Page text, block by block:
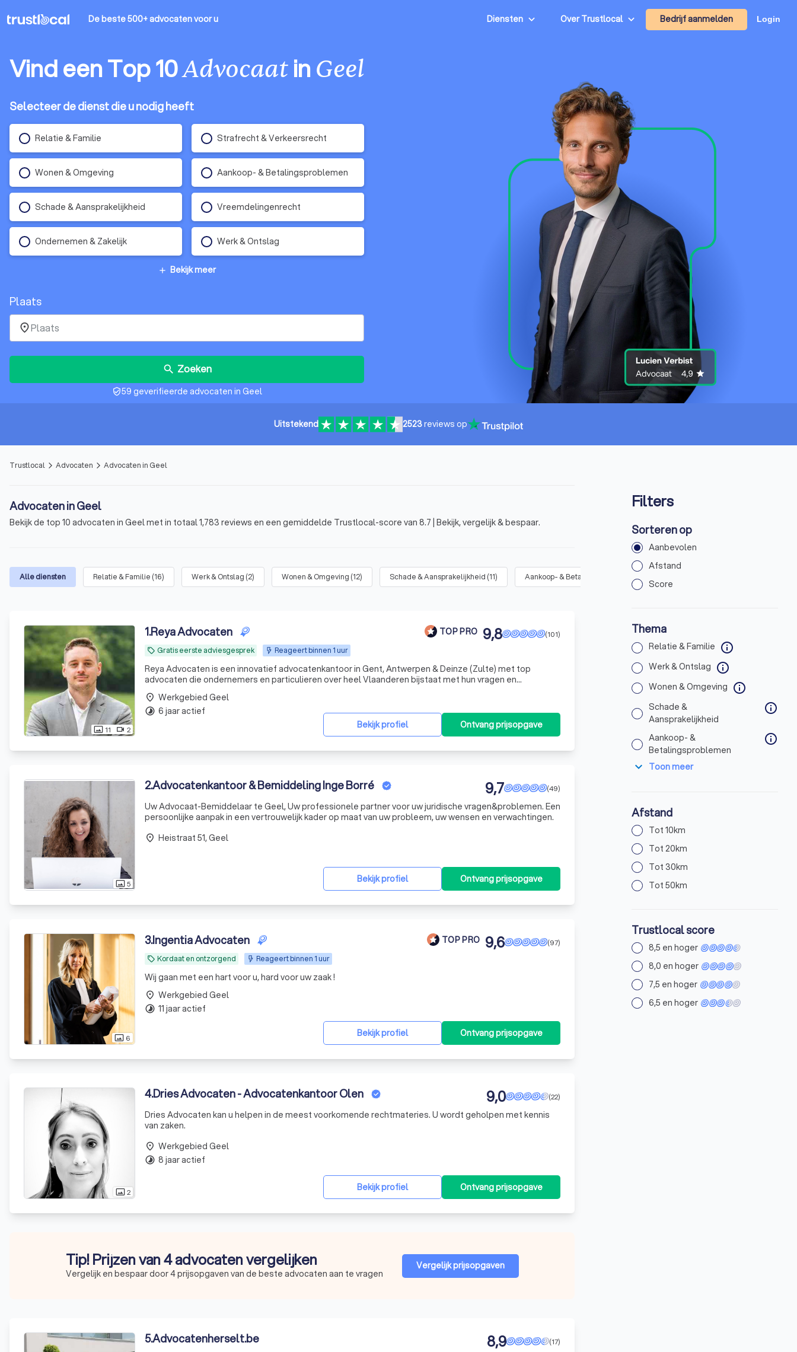
De beste 500+ advocatenvoor u Diensten Over Trustlocal Bedrijf aanmelden Login
Vind een Top 10AdvocaatinGeel
Selecteer de dienst die u nodig heeft
Relatie & Familie Strafrecht & Verkeersrecht
Wonen & Omgeving Aankoop- & Betalingsproblemen
Schade & Aansprakelijkheid Vreemdelingenrecht
Ondernemen & Zakelijk Werk & Ontslag
add Bekijk meer
Plaats
place
search Zoeken
verified_user59 geverifieerde advocaten in Geel
Uitstekend 2523reviews op
Trustlocal arrow_forward_ios Advocaten arrow_forward_ios Advocaten in Geel
Advocaten in Geel
Bekijk de top 10 advocaten in Geel met in totaal 1,783 reviews en een gemiddelde Trustlocal-score van 8.7 | Bekijk, vergelijk & bespaar.
Alle diensten Relatie & Familie (16) Werk & Ontslag (2) Wonen & Omgeving (12) Schade & Aansprakelijkheid (11) Aankoop- & Betalingsproblemen(
photo_size_select_actual 11 videocam 2
1.Reya Advocaten TOP PRO
local_offer Gratis eerste adviesgesprek Reageert binnen 1 uur
(101)
9,8
Reya Advocaten is een innovatief advocatenkantoor in Gent, Antwerpen & Deinze (Zulte) met top
advocaten die ondernemers en particulieren over heel Vlaanderen bijstaat met hun vragen en
problemen rond verkeersrecht, vastgoedrecht en ondernemingsrecht in brede zin.
Bekijk profiel Ontvang prijsopgave
place Werkgebied Geel
timelapse 6 jaar actief
photo_size_select_actual5
2.Advocatenkantoor & Bemiddeling Inge Borré (49)
9,7
Uw Advocaat-Bemiddelaar te Geel, Uw professionele partner voor uw juridische vragen&problemen. Een
persoonlijke aanpak in een vertrouwelijk kader op maat van uw probleem, uw wensen en verwachtingen.
Bekijk profiel Ontvang prijsopgave
place Heistraat 51, Geel
photo_size_select_actual 6
3.Ingentia Advocaten TOP PRO
local_offer Kordaat en ontzorgend Reageert binnen 1 uur
(97)
9,6
Wij gaan met een hart voor u, hard voor uw zaak !
Bekijk profiel Ontvang prijsopgave
place Werkgebied Geel
timelapse 11 jaar actief
photo_size_select_actual2
4.Dries Advocaten - Advocatenkantoor Olen (22)
9,0
Dries Advocaten kan u helpen in de meest voorkomende rechtmateries. U wordt geholpen met kennis
van zaken.
Bekijk profiel Ontvang prijsopgave
place Werkgebied Geel
timelapse 8 jaar actief
Tip! Prijzen van 4 advocaten vergelijken
Vergelijk en bespaar door 4 prijsopgaven van de beste advocaten aan te vragen
Vergelijk prijsopgaven
5.Advocatenherselt.be (17)
8,9
Filters
Sorteren op
Aanbevolen
Afstand
Score
Thema
Relatie & Familie info
Werk & Ontslag info
Wonen & Omgeving info
Schade &
Aansprakelijkheid
info
Aankoop- &
Betalingsproblemen
info
expand_more Toon meer
Afstand
Tot 10km
Tot 20km
Tot 30km
Tot 50km
Trustlocal score
8,5 en hoger
8,0 en hoger
7,5 en hoger
6,5 en hoger